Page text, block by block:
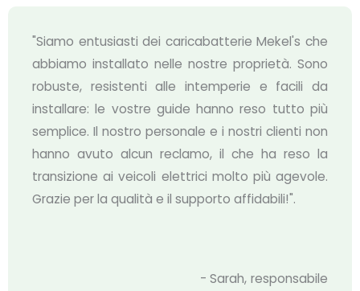
"Siamo entusiasti dei caricabatterie Mekel's che
abbiamo installato nelle nostre proprietà. Sono
robuste, resistenti alle intemperie e facili da
installare: le vostre guide hanno reso tutto più
semplice. Il nostro personale e i nostri clienti non
hanno avuto alcun reclamo, il che ha reso la
transizione ai veicoli elettrici molto più agevole.
Grazie per la qualità e il supporto affidabili!".
- Sarah, responsabile